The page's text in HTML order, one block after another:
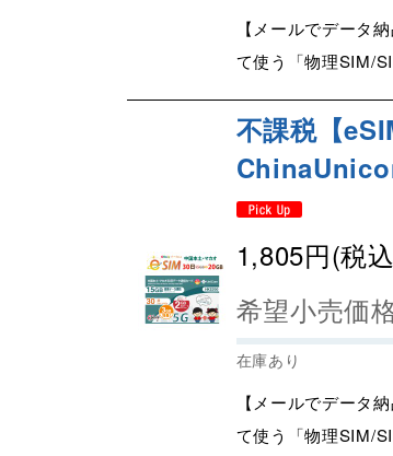
【メールでデータ
て使う「物理SIM/
不課税【
1,805円(税
希望小売価
在庫あり
【メールでデータ
て使う「物理SIM/